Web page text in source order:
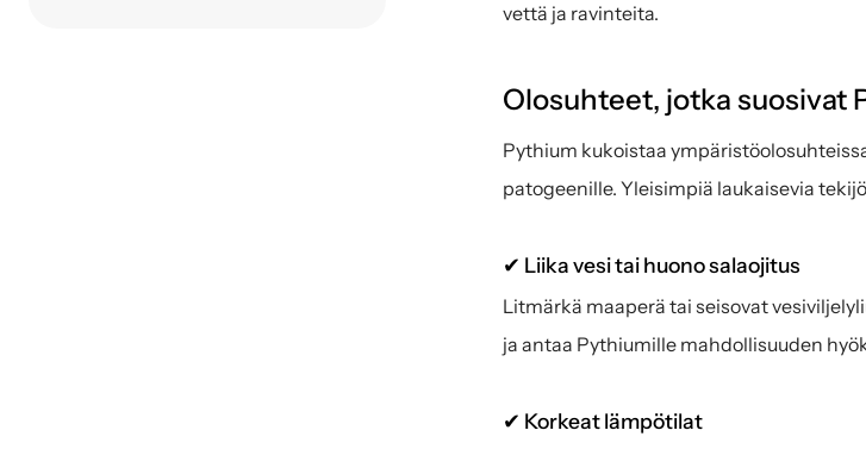
vettä ja ravinteita.
Olosuhteet, jotka suosivat
Pythium kukoistaa
patogeenille. Yleisimpiä laukaisevia
✔ Liika vesi tai huono salaojitus
Litmärkä maaperä tai seisovat
ja antaa Pythiumille mahdollisuuden
✔ Korkeat lämpötilat